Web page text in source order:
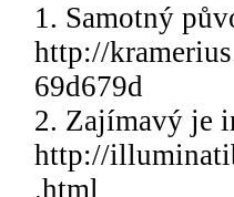
1. Samotný
http://
69d679d
2. Zajímavý je
http://
.html